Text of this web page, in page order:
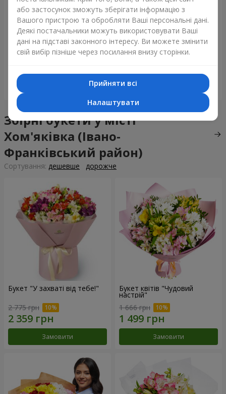
Букет "Tarnis" Монобукет з 9 білих троянд
Збірні букети у місті
Хом'яківка (Івано-
Франківський район)
Сортування: дешевше дорожче
Букет "У захваті від тебе!"
2 775 грн
Замовити
Букет квітів "Чудовий
настрій"
1 666 грн
Замовити
або застосунок зможуть зберігати інформацію з
Вашого пристрою та обробляти Ваші персональні дані.
Деякі постачальники можуть використовувати Ваші
дані на підставі законного інтересу. Ви можете змінити
свій вибір пізніше через посилання внизу сторінки.
Прийняти всі
Налаштувати